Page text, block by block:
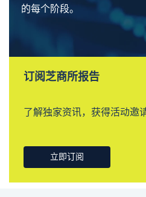
的每个阶段。
订阅芝商所报告
了解独家资讯，获得活动邀
立即订阅